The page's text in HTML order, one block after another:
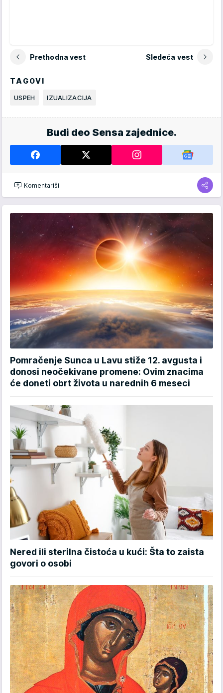
Prethodna vest Sledeća vest
TAGOVI
USPEH IZUALIZACIJA
Budi deo Sensa zajednice.
Komentariši
Pomračenje Sunca u Lavu stiže 12. avgusta i
donosi neočekivane promene: Ovim znacima
će doneti obrt života u narednih 6 meseci
Nered ili sterilna čistoća u kući: Šta to zaista
govori o osobi